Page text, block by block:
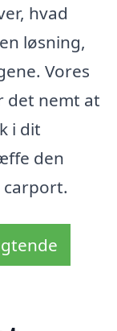
hvad
løsning,
Vores
det nemt at
i dit
den